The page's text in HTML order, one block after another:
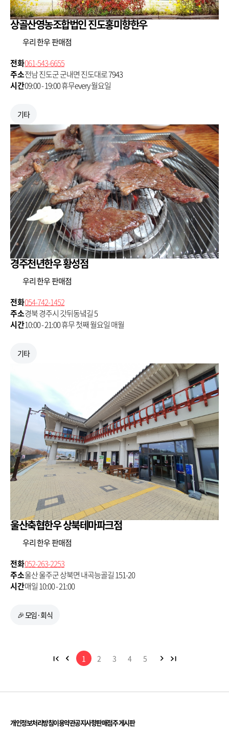
상골산영농조합법인 진도홍미향한우
우리 한우 판매점
전화061-543-6655
주소전남 진도군 군내면 진도대로 7943
시간09:00 - 19:00 휴무every 월요일
기타
경주천년한우 황성점
우리 한우 판매점
전화054-742-1452
주소경북 경주시 갓뒤동녘길 5
시간10:00 - 21:00 휴무 첫째 월요일 매월
기타
울산축협한우 상북테마파크점
우리 한우 판매점
전화052-263-2253
주소울산 울주군 상북면 내곡능골길 151-20
시간매일 10:00 - 21:00
🎉 모임·회식
1 2 3 4 5
개인정보처리방침이용약관공지사항판매점주 게시판